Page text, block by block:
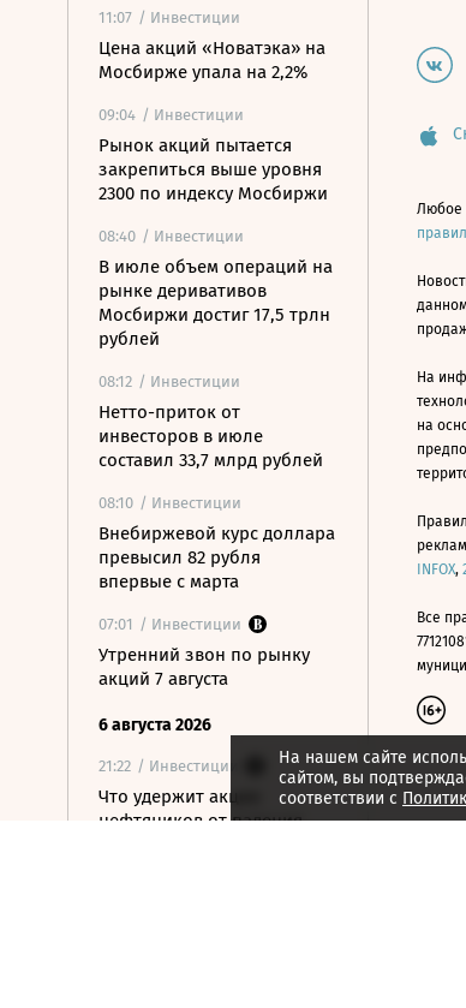
11:07 / Инвестиции
Цена акций «Новатэка» на
Мосбирже упала на 2,2%
09:04 / Инвестиции
Рынок акций пытается
закрепиться выше уровня
2300 по индексу Мосбиржи
08:40 / Инвестиции
В июле объем операций на
рынке деривативов
Мосбиржи достиг 17,5 трлн
рублей
08:12 / Инвестиции
Нетто-приток от
инвесторов в июле
составил 33,7 млрд рублей
08:10 / Инвестиции
Внебиржевой курс доллара
превысил 82 рубля
впервые с марта
07:01 / Инвестиции
Утренний звон по рынку
акций 7 августа
6 августа 2026
21:22 / Инвестиции
Что удержит акции
нефтяников от падения
На нашем сайте
сайтом, вы
соответствии с
Любое
На
на
INFOX,
Все